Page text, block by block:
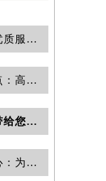
百达翡丽上海维修地点：优质服务满足您的需求
百达翡丽广州表正规维修点：高品质维修服务尽在广州
百达翡丽广州客服热线：带给您无与伦比的奢华体验
百达翡丽广州手表保养中心：为您宝贵手表的保驾护航